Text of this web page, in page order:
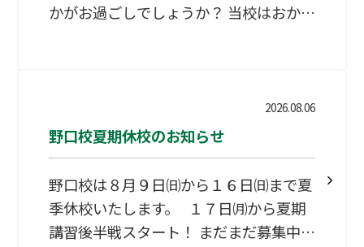
かがお過ごしでしょうか？ 当校はおかげ
取り組んでいただいています。 今週末か
らお休みをいたします。 完全休校期間で
はお電話もつながらないこともございま
す。ご容赦ください。 夏期講習枠の全席
は残りわずかとなっていますので、ご相
談はお早めにお願いいたします。
2026.08.06
野口校夏期休校のお知らせ
野口校は８月９日㈰から１６日㈰まで夏
季休校いたします。 １７日㈪から夏期
講習後半戦スタート！ まだまだ募集中で